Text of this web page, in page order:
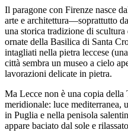
Il paragone con Firenze nasce
arte e architettura—soprattutto
una storica tradizione di
ornate della Basilica di Santa
intagliati nella pietra leccese
città sembra un museo a cielo
lavorazioni delicate in pietra.
Ma Lecce non è una copia della
meridionale: luce mediterranea,
in Puglia e nella penisola
appare baciato dal sole e